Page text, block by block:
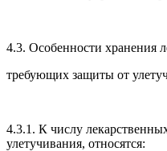
4.3. Особенности хранения
требующих защиты от
4.3.1. К числу
улетучивания, относятся: